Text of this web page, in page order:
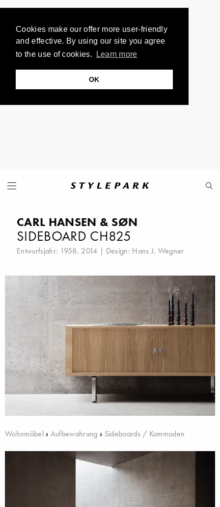
Cookies make our offer more user-friendly
and effective. By using our site you agree
to the use of cookies.
Learn more
OK
CARL HANSEN & SØN
SIDEBOARD CH825
Entwurfsjahr: 1958, 2014 | Design: Hans J. Wegner
Wohnmöbel› Aufbewahrung › Sideboards / Kommoden